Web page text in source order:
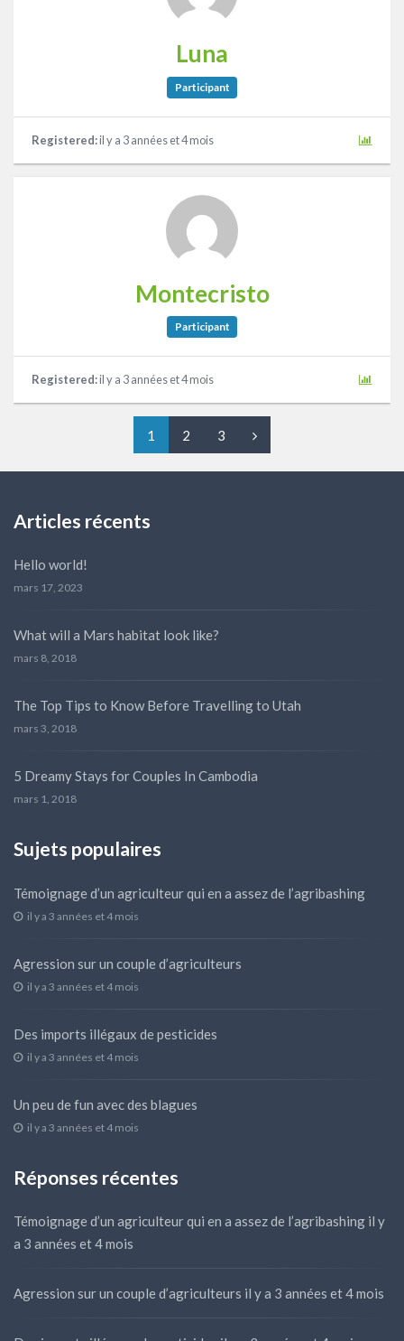
Luna
Participant
Registered:il y a 3 années et 4 mois
Montecristo
Participant
Registered:il y a 3 années et 4 mois
1 2 3
Articles récents
Hello world!
mars 17, 2023
What will a Mars habitat look like?
mars 8, 2018
The Top Tips to Know Before Travelling to Utah
mars 3, 2018
5 Dreamy Stays for Couples In Cambodia
mars 1, 2018
Sujets populaires
Témoignage d’un agriculteur qui en a assez de l’agribashing
il y a 3 années et 4 mois
Agression sur un couple d’agriculteurs
il y a 3 années et 4 mois
Des imports illégaux de pesticides
il y a 3 années et 4 mois
Un peu de fun avec des blagues
il y a 3 années et 4 mois
Réponses récentes
Témoignage d’un agriculteur qui en a assez de l’agribashing il y
a 3 années et 4 mois
Agression sur un couple d’agriculteurs il y a 3 années et 4 mois